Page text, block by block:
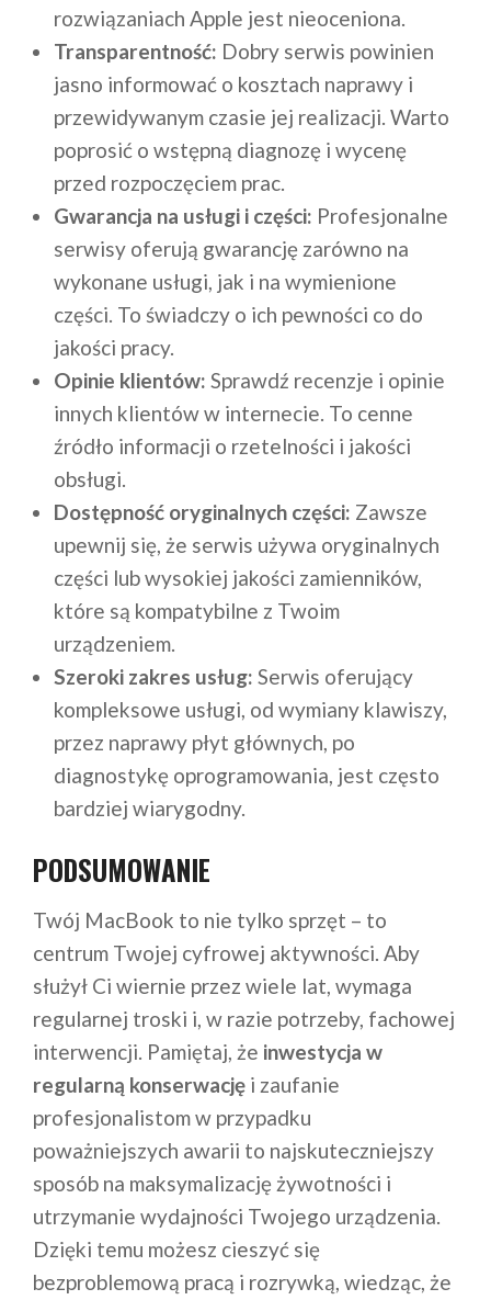
rozwiązaniach Apple jest nieoceniona.
Transparentność: Dobry serwis powinien
jasno informować o kosztach naprawy i
przewidywanym czasie jej realizacji. Warto
poprosić o wstępną diagnozę i wycenę
przed rozpoczęciem prac.
Gwarancja na usługi i części: Profesjonalne
serwisy oferują gwarancję zarówno na
wykonane usługi, jak i na wymienione
części. To świadczy o ich pewności co do
jakości pracy.
Opinie klientów: Sprawdź recenzje i opinie
innych klientów w internecie. To cenne
źródło informacji o rzetelności i jakości
obsługi.
Dostępność oryginalnych części: Zawsze
upewnij się, że serwis używa oryginalnych
części lub wysokiej jakości zamienników,
które są kompatybilne z Twoim
urządzeniem.
Szeroki zakres usług: Serwis oferujący
kompleksowe usługi, od wymiany klawiszy,
przez naprawy płyt głównych, po
diagnostykę oprogramowania, jest często
bardziej wiarygodny.
PODSUMOWANIE
Twój MacBook to nie tylko sprzęt – to
centrum Twojej cyfrowej aktywności. Aby
służył Ci wiernie przez wiele lat, wymaga
regularnej troski i, w razie potrzeby, fachowej
interwencji. Pamiętaj, że inwestycja w
regularną konserwację i zaufanie
profesjonalistom w przypadku
poważniejszych awarii to najskuteczniejszy
sposób na maksymalizację żywotności i
utrzymanie wydajności Twojego urządzenia.
Dzięki temu możesz cieszyć się
bezproblemową pracą i rozrywką, wiedząc, że